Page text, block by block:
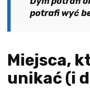
potrafi wyć
Miejsca,
unikać (i